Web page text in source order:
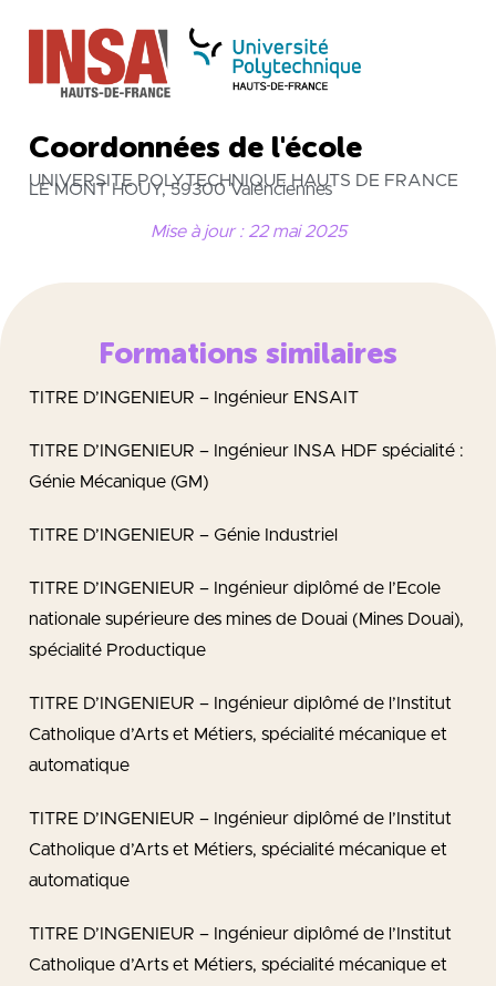
Coordonnées de l'école
UNIVERSITE POLYTECHNIQUE HAUTS DE FRANCE
LE MONT HOUY, 59300 Valenciennes
Mise à jour : 22 mai 2025
Formations similaires
TITRE D’INGENIEUR – Ingénieur ENSAIT
TITRE D’INGENIEUR – Ingénieur INSA HDF spécialité :
Génie Mécanique (GM)
TITRE D’INGENIEUR – Génie Industriel
TITRE D’INGENIEUR – Ingénieur diplômé de l’Ecole
nationale supérieure des mines de Douai (Mines Douai),
spécialité Productique
TITRE D’INGENIEUR – Ingénieur diplômé de l’Institut
Catholique d’Arts et Métiers, spécialité mécanique et
automatique
TITRE D’INGENIEUR – Ingénieur diplômé de l’Institut
Catholique d’Arts et Métiers, spécialité mécanique et
automatique
TITRE D’INGENIEUR – Ingénieur diplômé de l’Institut
Catholique d’Arts et Métiers, spécialité mécanique et